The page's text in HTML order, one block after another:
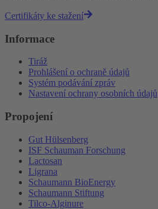
Certifikáty ke stažení
Informace
Tiráž
Prohlášení o ochraně údajů
Systém podávání zpráv
Nastavení ochrany osobních údajů
Propojení
Gut Hülsenberg
ISF Schauman Forschung
Lactosan
Ligrana
Schaumann BioEnergy
Schaumann Stiftung
Tilco-Alginure